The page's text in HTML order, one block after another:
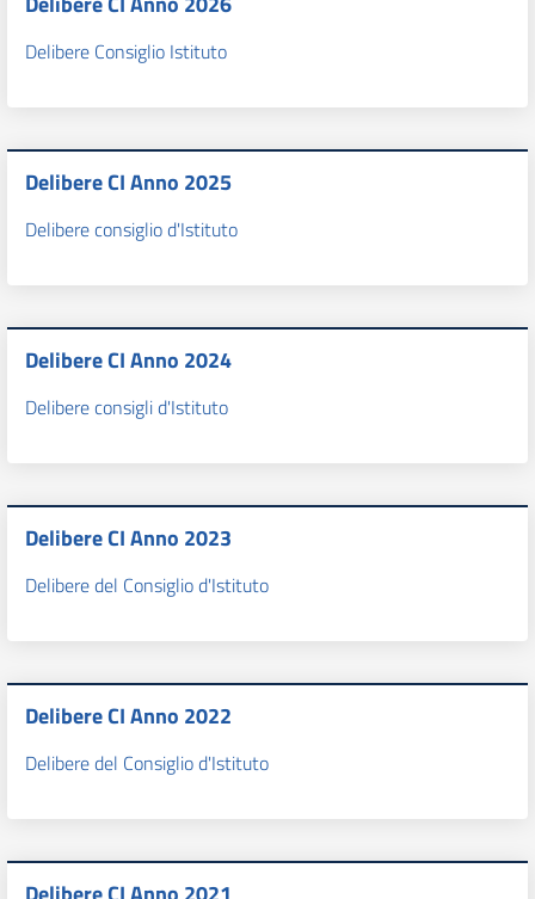
Delibere Consiglio Istituto
Delibere CI Anno 2025
Delibere consiglio d'Istituto
Delibere CI Anno 2024
Delibere consigli d'Istituto
Delibere CI Anno 2023
Delibere del Consiglio d'Istituto
Delibere CI Anno 2022
Delibere del Consiglio d'Istituto